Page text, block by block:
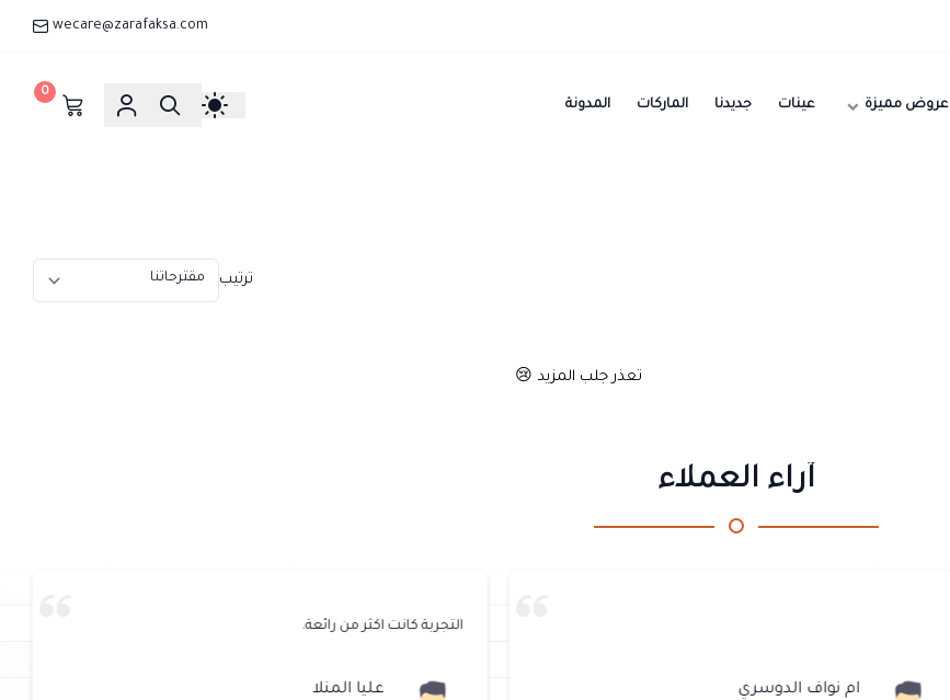
wecare@zarafaksa.com
عروض مميزة عينات جديدنا الماركات المدونة
0
ترتيب
تعذر جلب المزيد 😢
آراء العملاء
ام نواف الدوسري
التجربة كانت اكثر من رائعة.
عليا المنلا